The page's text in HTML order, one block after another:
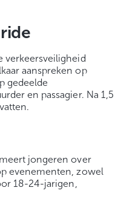
verkeersveiligheid
aanspreken op
gedeelde
en passagier. Na 1,5
jongeren over
evenementen, zowel
18-24-jarigen,